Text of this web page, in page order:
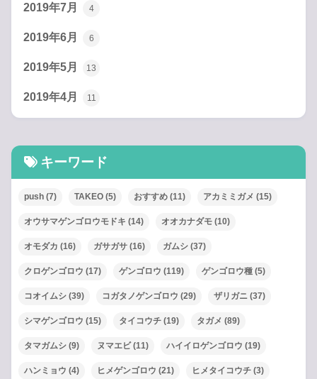
2019年7月 4
2019年6月 6
2019年5月 13
2019年4月 11
キーワード
push (7) TAKEO (5) おすすめ (11) アカミミガメ (15)
オウサマゲンゴロウモドキ (14) オオカナダモ (10)
オモダカ (16) ガサガサ (16) ガムシ (37)
クロゲンゴロウ (17) ゲンゴロウ (119) ゲンゴロウ種 (5)
コオイムシ (39) コガタノゲンゴロウ (29) ザリガニ (37)
シマゲンゴロウ (15) タイコウチ (19) タガメ (89)
タマガムシ (9) ヌマエビ(11) ハイイロゲンゴロウ (19)
ハンミョウ (4) ヒメゲンゴロウ (21) ヒメタイコウチ (3)